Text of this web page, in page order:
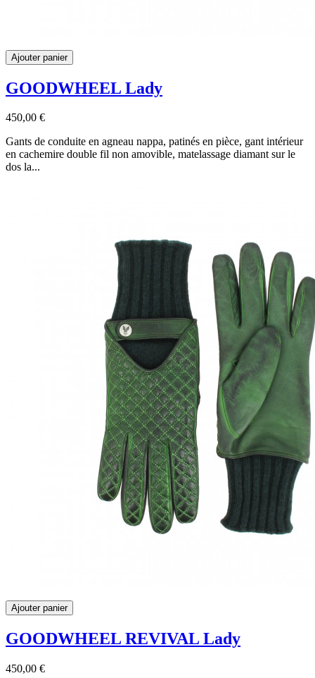
Ajouter panier
GOODWHEEL Lady
450,00 €
Gants de conduite en agneau nappa, patinés en pièce, gant intérieur
en cachemire double fil non amovible, matelassage diamant sur le
dos la...
Ajouter panier
GOODWHEEL REVIVAL Lady
450,00 €